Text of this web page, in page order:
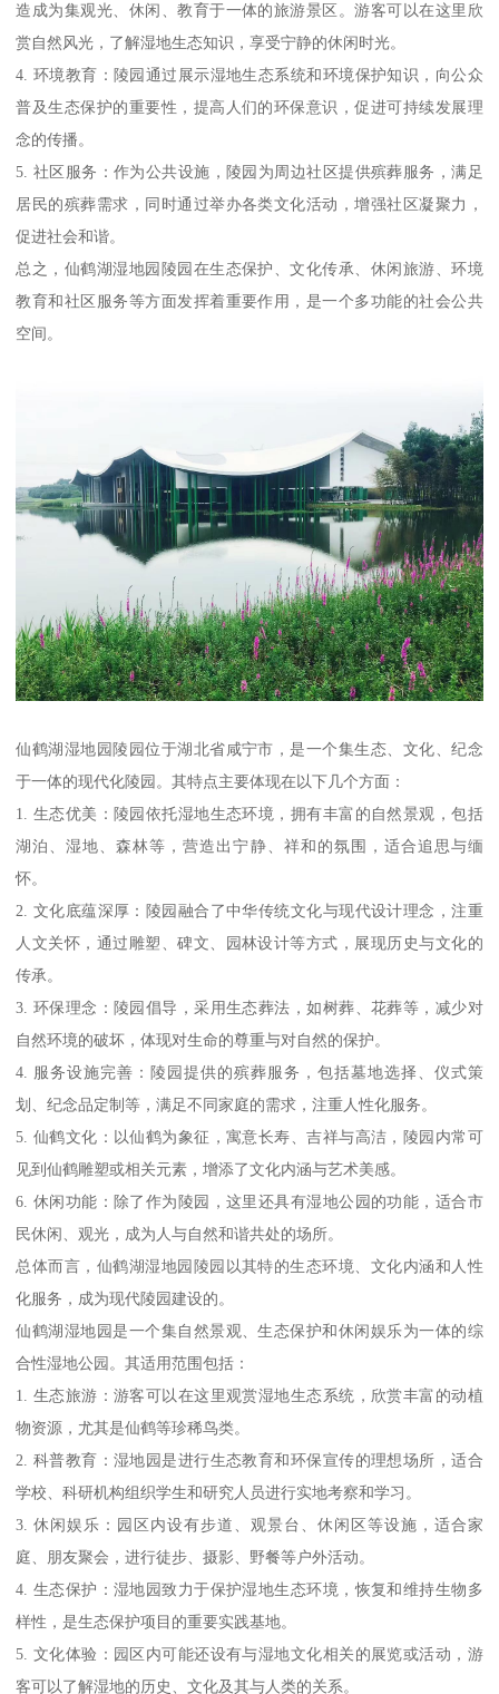
造成为集观光、休闲、教育于一体的旅游景区。游客可以在这里欣
赏自然风光，了解湿地生态知识，享受宁静的休闲时光。
4. 环境教育：陵园通过展示湿地生态系统和环境保护知识，向公众
普及生态保护的重要性，提高人们的环保意识，促进可持续发展理
念的传播。
5. 社区服务：作为公共设施，陵园为周边社区提供殡葬服务，满足
居民的殡葬需求，同时通过举办各类文化活动，增强社区凝聚力，
促进社会和谐。
总之，仙鹤湖湿地园陵园在生态保护、文化传承、休闲旅游、环境
教育和社区服务等方面发挥着重要作用，是一个多功能的社会公共
空间。
仙鹤湖湿地园陵园位于湖北省咸宁市，是一个集生态、文化、纪念
于一体的现代化陵园。其特点主要体现在以下几个方面：
1. 生态优美：陵园依托湿地生态环境，拥有丰富的自然景观，包括
湖泊、湿地、森林等，营造出宁静、祥和的氛围，适合追思与缅
怀。
2. 文化底蕴深厚：陵园融合了中华传统文化与现代设计理念，注重
人文关怀，通过雕塑、碑文、园林设计等方式，展现历史与文化的
传承。
3. 环保理念：陵园倡导，采用生态葬法，如树葬、花葬等，减少对
自然环境的破坏，体现对生命的尊重与对自然的保护。
4. 服务设施完善：陵园提供的殡葬服务，包括墓地选择、仪式策
划、纪念品定制等，满足不同家庭的需求，注重人性化服务。
5. 仙鹤文化：以仙鹤为象征，寓意长寿、吉祥与高洁，陵园内常可
见到仙鹤雕塑或相关元素，增添了文化内涵与艺术美感。
6. 休闲功能：除了作为陵园，这里还具有湿地公园的功能，适合市
民休闲、观光，成为人与自然和谐共处的场所。
总体而言，仙鹤湖湿地园陵园以其特的生态环境、文化内涵和人性
化服务，成为现代陵园建设的。
仙鹤湖湿地园是一个集自然景观、生态保护和休闲娱乐为一体的综
合性湿地公园。其适用范围包括：
1. 生态旅游：游客可以在这里观赏湿地生态系统，欣赏丰富的动植
物资源，尤其是仙鹤等珍稀鸟类。
2. 科普教育：湿地园是进行生态教育和环保宣传的理想场所，适合
学校、科研机构组织学生和研究人员进行实地考察和学习。
3. 休闲娱乐：园区内设有步道、观景台、休闲区等设施，适合家
庭、朋友聚会，进行徒步、摄影、野餐等户外活动。
4. 生态保护：湿地园致力于保护湿地生态环境，恢复和维持生物多
样性，是生态保护项目的重要实践基地。
5. 文化体验：园区内可能还设有与湿地文化相关的展览或活动，游
客可以了解湿地的历史、文化及其与人类的关系。